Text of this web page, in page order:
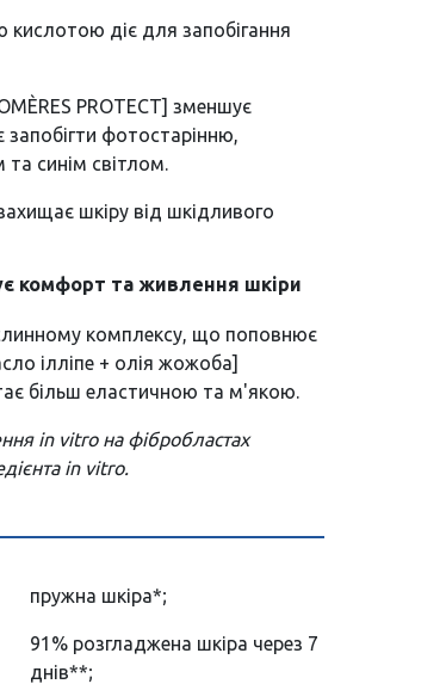
кислотою діє для запобігання
PROTECT] зменшує
фотостарінню,
синім світлом.
шкіру від шкідливого
комфорт та живлення шкіри
комплексу, що поповнює
ілліпе + олія жожоба]
більш еластичною та м'якою.
in vitro на фібробластах
in vitro.
пружна шкіра*;
91% розгладжена шкіра через 7
днів**;